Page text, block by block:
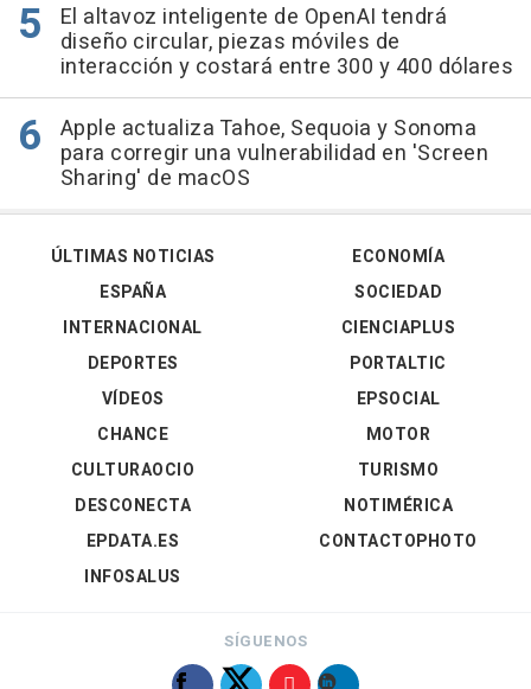
El altavoz inteligente de OpenAI tendrá
diseño circular, piezas móviles de
interacción y costará entre 300 y 400 dólares
Apple actualiza Tahoe, Sequoia y Sonoma
para corregir una vulnerabilidad en 'Screen
Sharing' de macOS
ÚLTIMAS NOTICIAS
ESPAÑA
INTERNACIONAL
DEPORTES
VÍDEOS
ECONOMÍA
SOCIEDAD
CIENCIAPLUS
PORTALTIC
EPSOCIAL
CHANCE
CULTURAOCIO
DESCONECTA
EPDATA.ES
INFOSALUS
MOTOR
TURISMO
NOTIMÉRICA
CONTACTOPHOTO
SÍGUENOS